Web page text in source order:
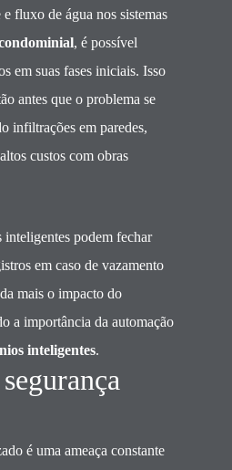
e fluxo de água nos sistemas
, é possível
em suas fases iniciais. Isso
antes que o problema se
infiltrações em paredes,
custos com obras
inteligentes podem fechar
em caso de vazamento
mais o impacto do
a importância da automação
inteligentes.
é uma ameaça constante